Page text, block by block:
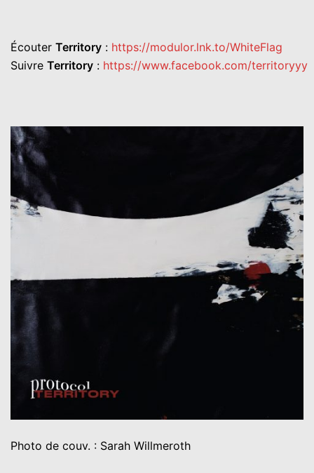
Écouter Territory : https://modulor.lnk.to/WhiteFlag
Suivre Territory : https://www.facebook.com/territoryyy
Photo de couv. : Sarah Willmeroth